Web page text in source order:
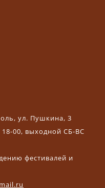
ул. Пушкина, 3
00, выходной СБ-ВС
фестивалей и